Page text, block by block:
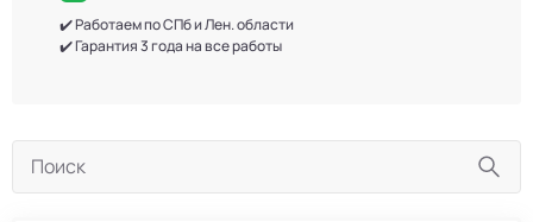
✔️ Работаем по СПб и Лен. области
✔️ Гарантия 3 года на все работы